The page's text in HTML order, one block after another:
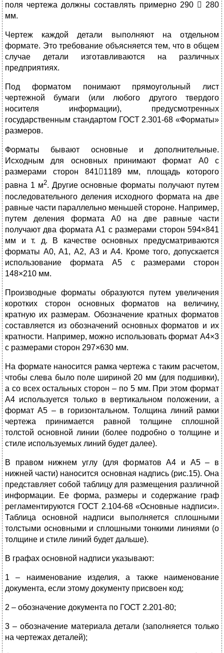
поля чертежа должны составлять примерно 290  280
мм.
Чертеж каждой детали выполняют на отдельном
формате. Это требование объясняется тем, что в общем
случае детали изготавливаются на различных
предприятиях.
Под форматом понимают прямоугольный лист
чертежной бумаги (или любого другого твердого
носителя информации), предусмотренных
государственным стандартом ГОСТ 2.301-68 «Форматы»
размеров.
Форматы бывают основные и дополнительные.
Исходным для основных принимают формат А0 с
размерами сторон 8411189 мм, площадь которого
равна 1 м2. Другие основные форматы получают путем
последовательного деления исходного формата на две
равные части параллельно меньшей стороне. Например,
путем деления формата А0 на две равные части
получают два формата А1 с размерами сторон 594×841
мм и т. д. В качестве основных предусматриваются
форматы А0, А1, А2, А3 и А4. Кроме того, допускается
использование формата А5 с размерами сторон
148×210 мм.
Производные форматы образуются путем увеличения
коротких сторон основных форматов на величину,
кратную их размерам. Обозначение кратных форматов
составляется из обозначений основных форматов и их
кратности. Например, можно использовать формат А4×3
с размерами сторон 297×630 мм.
На формате наносится рамка чертежа с таким расчетом,
чтобы слева было поле шириной 20 мм (для подшивки),
а со всех остальных сторон – по 5 мм. При этом формат
А4 используется только в вертикальном положении, а
формат А5 – в горизонтальном. Толщина линий рамки
чертежа принимается равной толщине сплошной
толстой основной линии (более подробно о толщине и
стиле используемых линий будет далее).
В правом нижнем углу (для форматов А4 и А5 – в
нижней части) наносится основная надпись (рис.15). Она
представляет собой таблицу для размещения различной
информации. Ее форма, размеры и содержание граф
регламентируются ГОСТ 2.104-68 «Основные надписи».
Таблица основной надписи выполняется сплошными
толстыми основными и сплошными тонкими линиями (о
толщине и стиле линий будет дальше).
В графах основной надписи указывают:
1 – наименование изделия, а также наименование
документа, если этому документу присвоен код;
2 – обозначение документа по ГОСТ 2.201-80;
3 – обозначение материала детали (заполняется только
на чертежах деталей);